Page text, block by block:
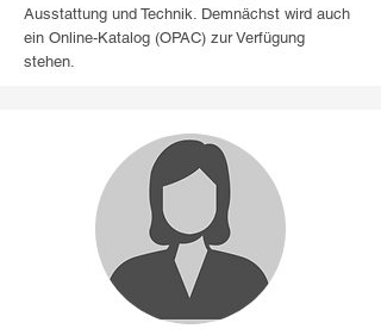
Ausstattung und Technik. Demnächst wird auch
ein Online-Katalog (OPAC) zur Verfügung
stehen.